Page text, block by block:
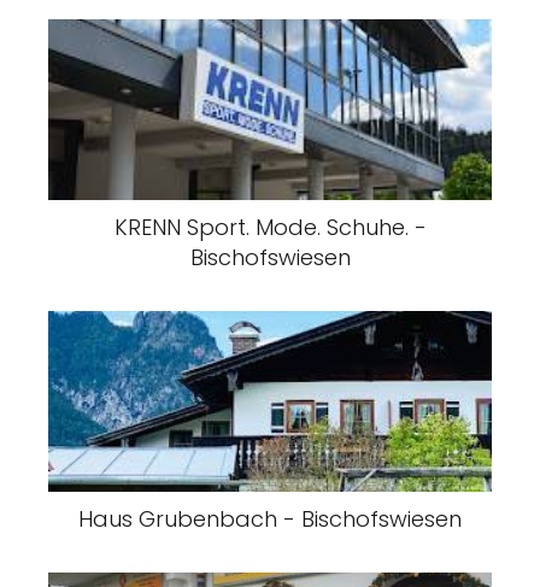
KRENN Sport. Mode. Schuhe. -
Bischofswiesen
Haus Grubenbach - Bischofswiesen